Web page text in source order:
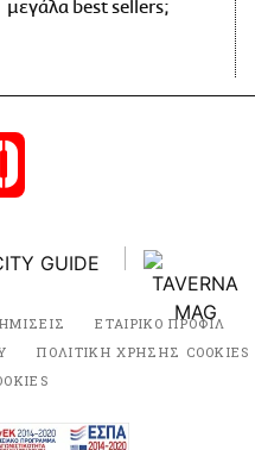
μεγάλα best sellers;
ΕΤΑΙΡΙΚΟ ΠΡΟΦΙΛ
ΠΟΛΙΤΙΚΗ ΧΡΗΣΗΣ COOKIES